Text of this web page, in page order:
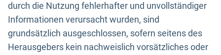
durch die Nutzung fehlerhafter und unvollständiger
Informationen verursacht wurden, sind
grundsätzlich ausgeschlossen, sofern seitens des
Herausgebers kein nachweislich vorsätzliches oder